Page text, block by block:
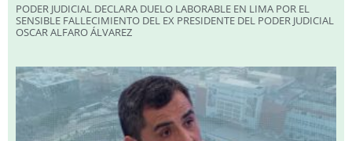
PODER JUDICIAL DECLARA DUELO LABORABLE EN LIMA POR EL
SENSIBLE FALLECIMIENTO DEL EX PRESIDENTE DEL PODER JUDICIAL
OSCAR ALFARO ÁLVAREZ